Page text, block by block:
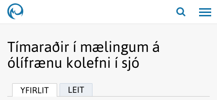
Opna/
Tímaraðir í mælingum á
ólífrænu kolefni í sjó
YFIRLIT LEIT